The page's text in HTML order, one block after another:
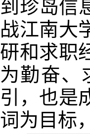
到珍岛信
战江南大
研和求职
为勤奋、
引，也是
词为目标